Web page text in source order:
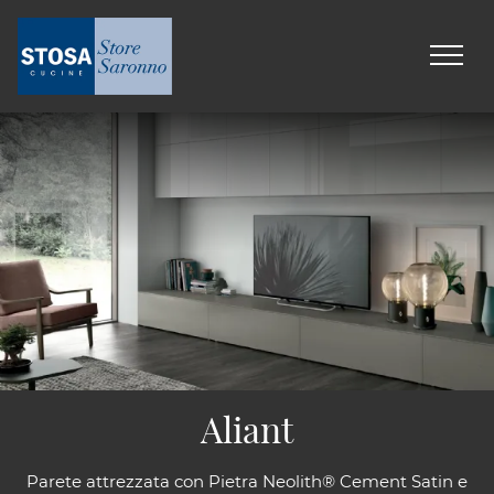
Parete attrezzata con Pietra Neolith® Cement Satin e
Aliant